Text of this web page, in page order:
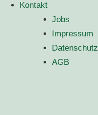
Kontakt
Jobs
Impressum
Datenschutz
AGB